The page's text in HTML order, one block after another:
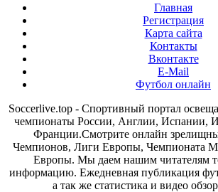
Главная
Регистрация
Карта сайта
Контакты
Вконтакте
E-Mail
Футбол онлайн
Soccerlive.top - Спортивный портал
чемпионаты России, Англии, Испании,
Франции.Смотрите онлайн
Чемпионов, Лиги Европы, Чемпионата
Европы. Мы даем нашим читателям
информацию. Ежедневная публикация
а так же статистика и видео